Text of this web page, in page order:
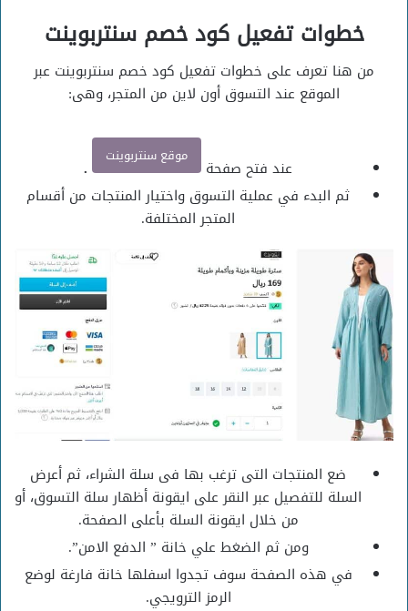
خطوات تفعيل كود خصم سنتربوينت
من هنا تعرف على خطوات تفعيل كود خصم سنتربوينت عبر
الموقع عند التسوق أون لاين من المتجر، وهى:
عند فتح صفحة
موقع سنتربوينت
.
ثم البدء في عملية التسوق واختيار المنتجات من أقسام
المتجر المختلفة.
ضع المنتجات التى ترغب بها فى سلة الشراء، ثم أعرض
السلة للتفصيل عبر النقر على ايقونة أظهار سلة التسوق، أو
من خلال ايقونة السلة بأعلى الصفحة.
ومن ثم الضغط علي خانة ” الدفع الامن”.
في هذه الصفحة سوف تجدوا اسفلها خانة فارغة لوضع
الرمز الترويجي.